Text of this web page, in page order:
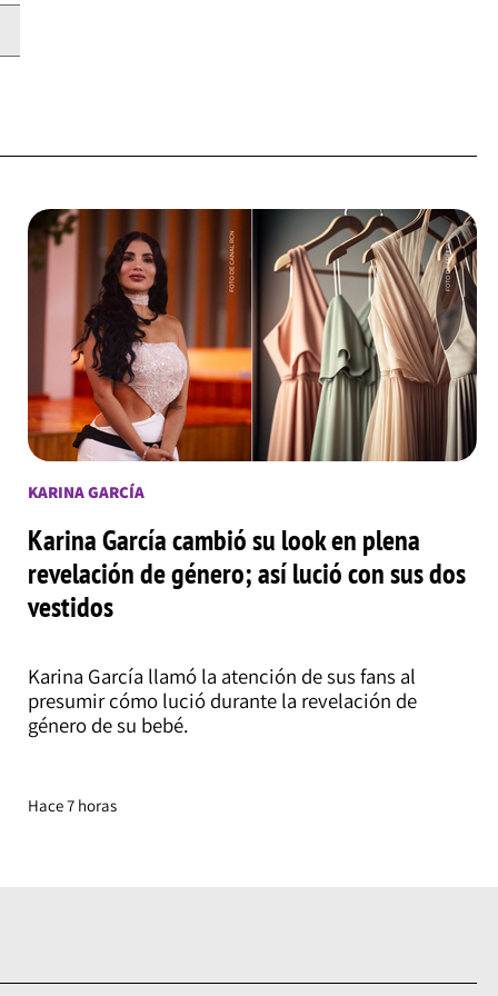
KARINA GARCÍA
Karina García cambió su look en plena
revelación de género; así lució con sus dos
vestidos
Karina García llamó la atención de sus fans al
presumir cómo lució durante la revelación de
género de su bebé.
Hace 7 horas